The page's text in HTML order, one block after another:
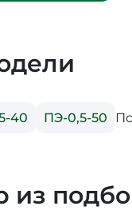
40 ПЭ-0,5-50
из